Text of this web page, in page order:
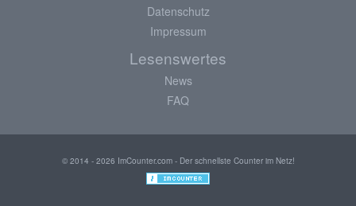
Datenschutz
Impressum
Lesenswertes
News
FAQ
© 2014 - 2026 ImCounter.com - Der schnellste Counter im Netz!